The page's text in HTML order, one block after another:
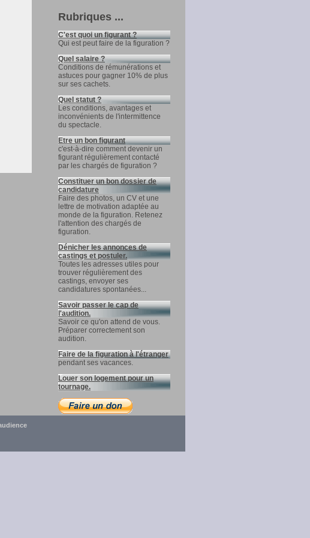
Rubriques ...
C'est quoi un figurant ?
Qui est peut faire de la figuration ?
Quel salaire ?
Conditions de rémunérations et
astuces pour gagner 10% de plus
sur ses cachets.
Quel statut ?
Les conditions, avantages et
inconvénients de l'intermittence
du spectacle.
Etre un bon figurant
c'est-à-dire comment devenir un
figurant régulièrement contacté
par les chargés de figuration ?
Constituer un bon dossier de
candidature
Faire des photos, un CV et une
lettre de motivation adaptée au
monde de la figuration. Retenez
l'attention des chargés de
figuration.
Dénicher les annonces de
castings et postuler.
Toutes les adresses utiles pour
trouver régulièrement des
castings, envoyer ses
candidatures spontanées...
Savoir passer le cap de
l'audition.
Savoir ce qu'on attend de vous.
Préparer correctement son
audition.
Faire de la figuration à l'étranger
pendant ses vacances.
Louer son logement pour un
tournage.